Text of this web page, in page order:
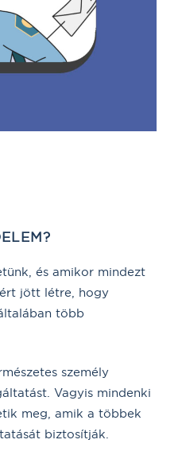
és amikor mindezt
jött létre, hogy
több
személy
Vagyis mindenki
meg, amik a többek
biztosítják.